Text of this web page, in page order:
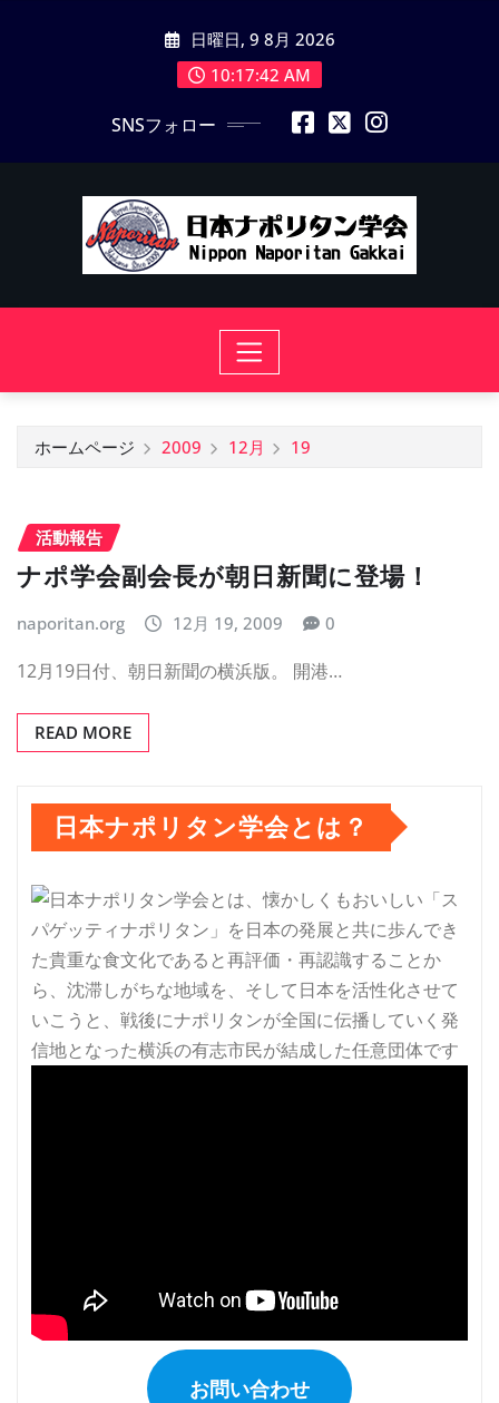
日曜日, 9 8月 2026
10:17:43 AM
SNSフォロー
ホームページ 2009 12月 19
活動報告
ナポ学会副会長が朝日新聞に登場！
naporitan.org 12月 19, 2009 0
12月19日付、朝日新聞の横浜版。 開港…
READ MORE
日本ナポリタン学会とは？
お問い合わせ